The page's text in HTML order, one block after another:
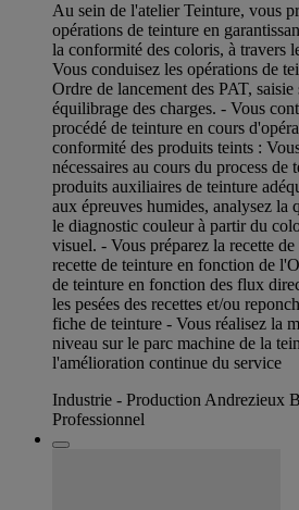
Au sein de l'atelier Teinture, vous
opérations de teinture en
la conformité des coloris, à travers
Vous conduisez les opérations de
Ordre de lancement des PAT,
équilibrage des charges. - Vous
procédé de teinture en cours
conformité des produits teints :
nécessaires au cours du process de
produits auxiliaires de teinture
aux épreuves humides, analysez la
le diagnostic couleur à partir du
visuel. - Vous préparez la recette
recette de teinture en fonction de
de teinture en fonction des flux
les pesées des recettes et/ou
fiche de teinture - Vous réalisez la
niveau sur le parc machine de la
l'amélioration continue du service
Industrie - Production Andrezieux
Professionnel